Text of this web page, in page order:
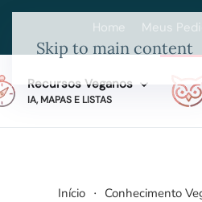
Skip to main content
Home Meus
Recursos Veganos
IA, MAPAS E LISTAS
Início Conhecimento